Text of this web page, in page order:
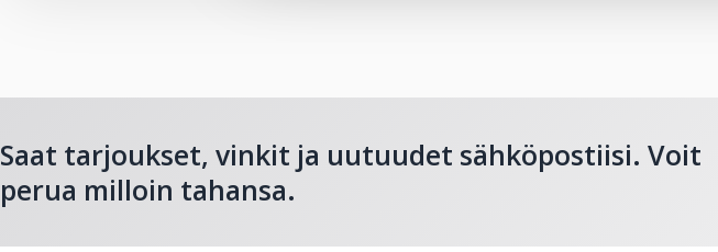
Saat tarjoukset, vinkit ja uutuudet sähköpostiisi. Voit
perua milloin tahansa.